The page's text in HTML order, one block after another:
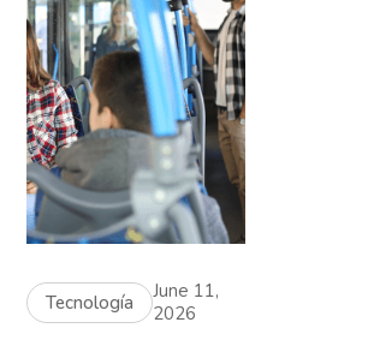
Tecnología
June 11,
2026